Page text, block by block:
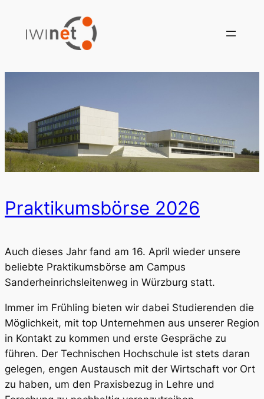
Praktikumsbörse 2026
Auch dieses Jahr fand am 16. April wieder unsere
beliebte Praktikumsbörse am Campus
Sanderheinrichsleitenweg in Würzburg statt.
Immer im Frühling bieten wir dabei Studierenden die
Möglichkeit, mit top Unternehmen aus unserer Region
in Kontakt zu kommen und erste Gespräche zu
führen. Der Technischen Hochschule ist stets daran
gelegen, engen Austausch mit der Wirtschaft vor Ort
zu haben, um den Praxisbezug in Lehre und